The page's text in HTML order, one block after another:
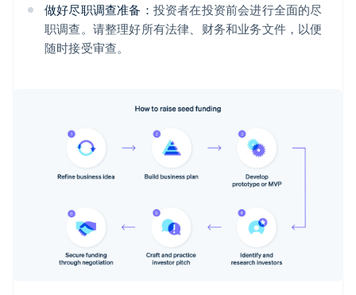
做好尽职调查准备： 投资者在投资前会进行全面的尽
职调查。请整理好所有法律、财务和业务文件，以便
随时接受审查。